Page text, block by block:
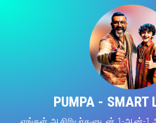
PUMPA - SMART